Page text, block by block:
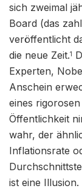
sich zweimal
Board (das
veröffentlicht
die neue Zeit.1
Experten,
Anschein
eines
Öffentlichkeit
wahr, der
Inflationsrate
ist eine